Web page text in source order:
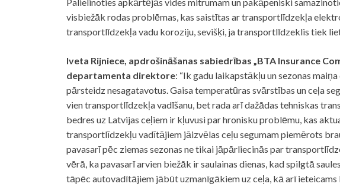
Palielinoties apkārtējās vides mitrumam un pakāpeniski
visbiežāk rodas problēmas, kas saistītas ar transportlīdzekļa
transportlīdzekļa vadu koroziju, sevišķi, ja transportlīdzeklis tiek
Iveta Rijniece, apdrošināšanas sabiedrības „BTA Insurance
departamenta direktore: “Ik gadu laikapstākļu un sezonas
pārsteidz nesagatavotus. Gaisa temperatūras svārstības un ceļa
vien transportlīdzekļa vadīšanu, bet rada arī dažādas tehniskas
bedres uz Latvijas ceļiem ir kļuvusi par hronisku problēmu, kas
transportlīdzekļu vadītājiem jāizvēlas ceļu segumam piemērots
pavasarī pēc ziemas sezonas ne tikai jāpārliecinās par
vērā, ka pavasarī arvien biežāk ir saulainas dienas, kad spilgtā
tāpēc autovadītājiem jābūt uzmanīgākiem uz ceļa, kā arī ieteicams